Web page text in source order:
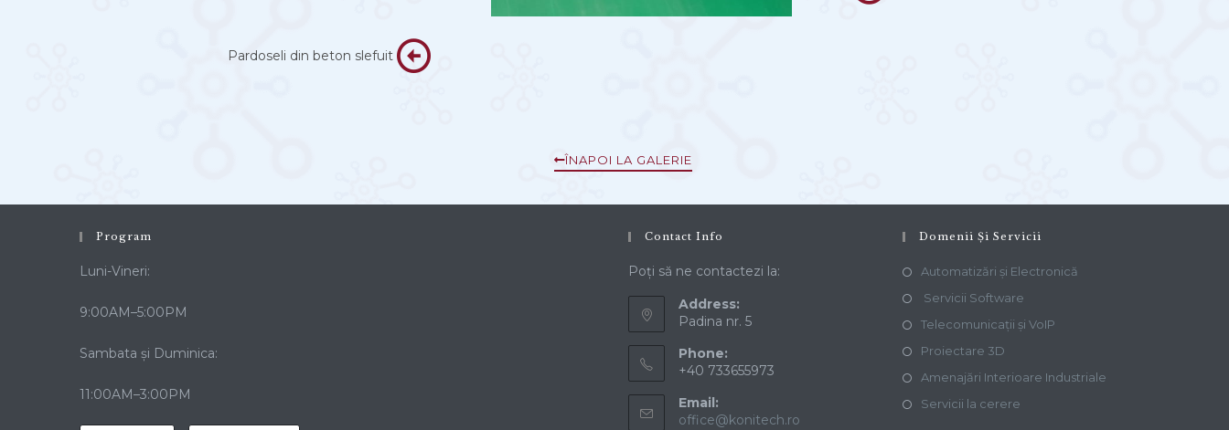
Pardoseli din beton slefuit
ÎNAPOI LA GALERIE
Program
Luni-Vineri:
9:00AM–5:00PM
Sambata și Duminica:
11:00AM–3:00PM
Contact Info
Poți să ne contactezi la:
Address:
Padina nr. 5
Phone:
+40 733655973
Email:
office@konitech.ro
Domenii Și Servicii
Automatizări și Electronică
Servicii Software
Telecomunicații și VoIP
Proiectare 3D
Amenajări Interioare Industriale
Servicii la cerere